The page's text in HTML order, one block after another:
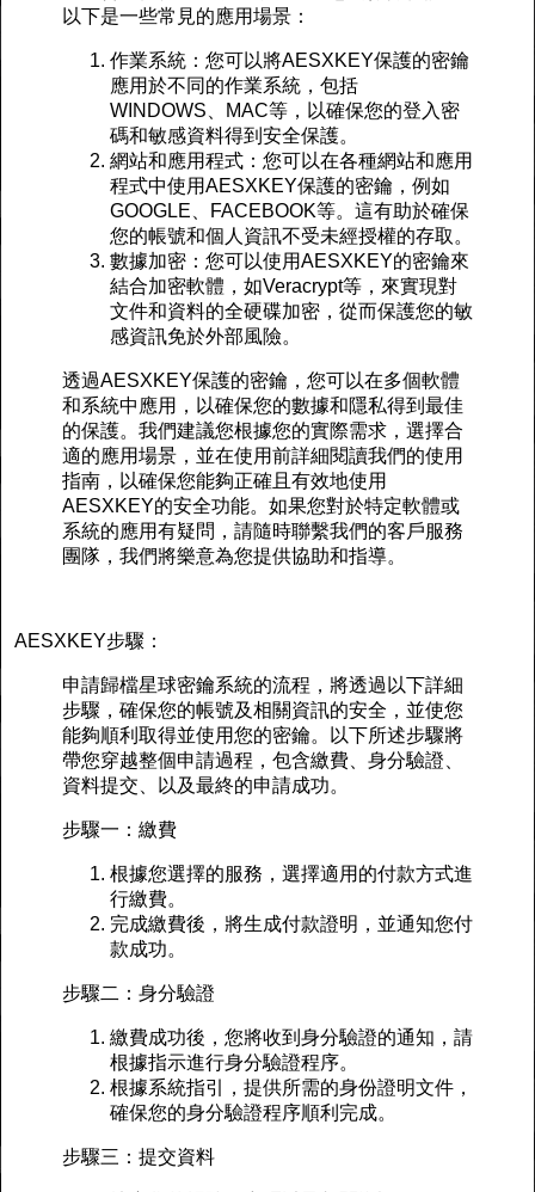
以下是一些常見的應用場景：
作業系統：您可以將AESXKEY保護的密鑰
應用於不同的作業系統，包括
WINDOWS、MAC等，以確保您的登入密
碼和敏感資料得到安全保護。
網站和應用程式：您可以在各種網站和應用
程式中使用AESXKEY保護的密鑰，例如
GOOGLE、FACEBOOK等。這有助於確保
您的帳號和個人資訊不受未經授權的存取。
數據加密：您可以使用AESXKEY的密鑰來
結合加密軟體，如Veracrypt等，來實現對
文件和資料的全硬碟加密，從而保護您的敏
感資訊免於外部風險。
透過AESXKEY保護的密鑰，您可以在多個軟體
和系統中應用，以確保您的數據和隱私得到最佳
的保護。我們建議您根據您的實際需求，選擇合
適的應用場景，並在使用前詳細閱讀我們的使用
指南，以確保您能夠正確且有效地使用
AESXKEY的安全功能。如果您對於特定軟體或
系統的應用有疑問，請隨時聯繫我們的客戶服務
團隊，我們將樂意為您提供協助和指導。
AESXKEY步驟：
申請歸檔星球密鑰系統的流程，將透過以下詳細
步驟，確保您的帳號及相關資訊的安全，並使您
能夠順利取得並使用您的密鑰。以下所述步驟將
帶您穿越整個申請過程，包含繳費、身分驗證、
資料提交、以及最終的申請成功。
步驟一：繳費
根據您選擇的服務，選擇適用的付款方式進
行繳費。
完成繳費後，將生成付款證明，並通知您付
款成功。
步驟二：身分驗證
繳費成功後，您將收到身分驗證的通知，請
根據指示進行身分驗證程序。
根據系統指引，提供所需的身份證明文件，
確保您的身分驗證程序順利完成。
步驟三：提交資料